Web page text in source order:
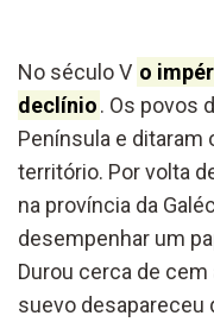
No século V o
declínio. Os povos
Península e ditaram
território. Por volta
na província da
desempenhar um
Durou cerca de cem
suevo desapareceu